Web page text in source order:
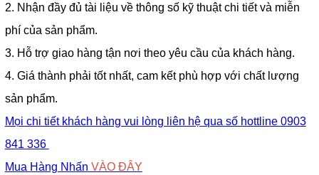
2. Nhận đầy đủ tài liệu về thông số kỹ thuật chi tiết và miễn
phí của sản phẩm.
3. Hỗ trợ giao hàng tận nơi theo yêu cầu của khách hàng.
4. Giá thành phải tốt nhất, cam kết phù hợp với chất lượng
sản phẩm.
Mọi chi tiết khách hàng vui lòng liên hệ qua số hottline 0903
841 336
Mua Hàng Nhấn VÀO ĐÂY